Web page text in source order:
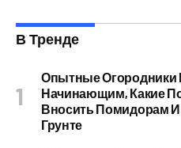
В Тренде
Опытные Огородники
Начинающим, Какие
Вносить Помидорам
Грунте